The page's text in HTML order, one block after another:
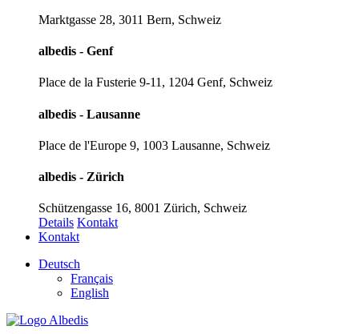
Marktgasse 28, 3011 Bern, Schweiz
albedis - Genf
Place de la Fusterie 9-11, 1204 Genf, Schweiz
albedis - Lausanne
Place de l'Europe 9, 1003 Lausanne, Schweiz
albedis - Zürich
Schützengasse 16, 8001 Zürich, Schweiz
Details Kontakt
Kontakt
Deutsch
Français
English